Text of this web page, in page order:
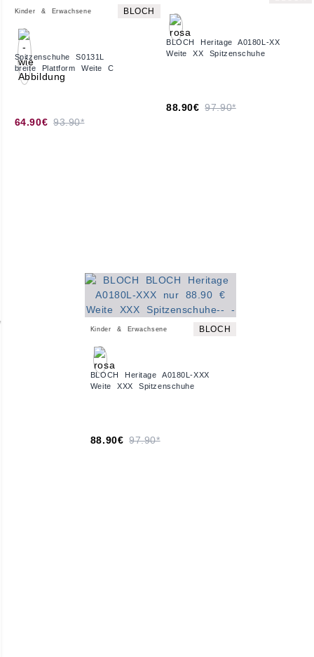
Kinder & Erwachsene BLOCH
Spitzenschuhe S0131L
breite Plattform Weite C
64.90€ 93.90*
BLOCH Heritage A0180L-XX
Weite XX Spitzenschuhe
88.90€ 97.90*
Kinder & Erwachsene BLOCH
BLOCH Heritage A0180L-XXX
Weite XXX Spitzenschuhe
88.90€ 97.90*